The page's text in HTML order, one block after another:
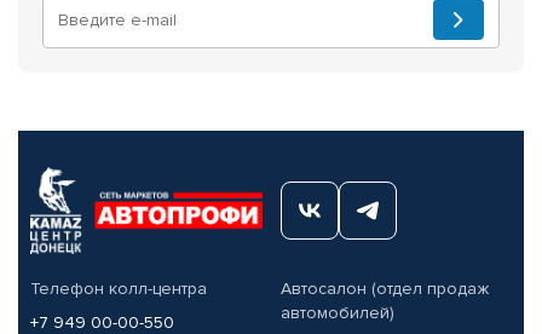
Телефон колл-центра
+7 949 00-00-550
Автосалон (отдел продаж
автомобилей)